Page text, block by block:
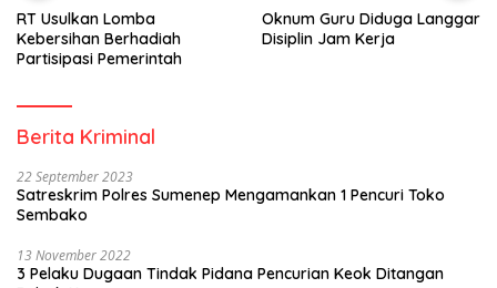
RT Usulkan Lomba
Kebersihan Berhadiah
Partisipasi Pemerintah
Oknum Guru Diduga Langgar
Disiplin Jam Kerja
Berita Kriminal
22 September 2023
Satreskrim Polres Sumenep Mengamankan 1 Pencuri Toko
Sembako
13 November 2022
3 Pelaku Dugaan Tindak Pidana Pencurian Keok Ditangan